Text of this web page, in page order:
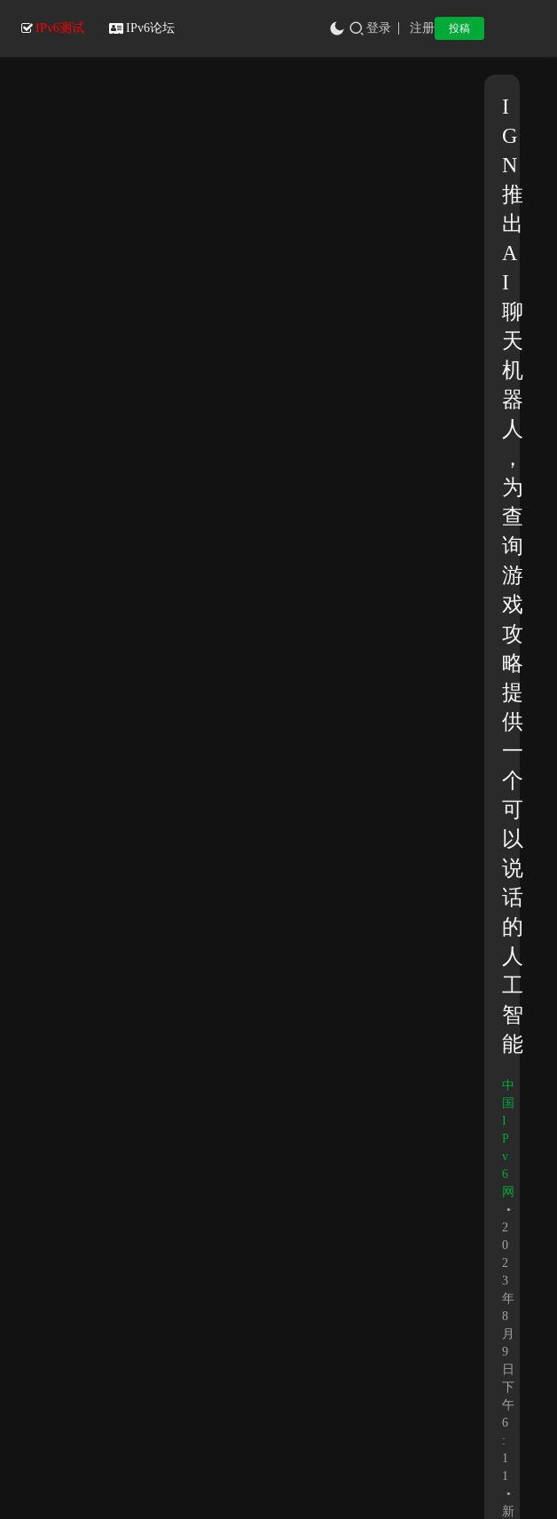
IPv6测试 IPv6论坛 登录 注册 投稿
I
G
N
推
出
A
I
聊
天
机
器
人
，
为
查
询
游
戏
攻
略
提
供
一
个
可
以
说
话
的
人
工
智
能
中
国
I
P
v
6
网
•
2
0
2
3
年
8
月
9
日
下
午
6
:
1
1
•
新